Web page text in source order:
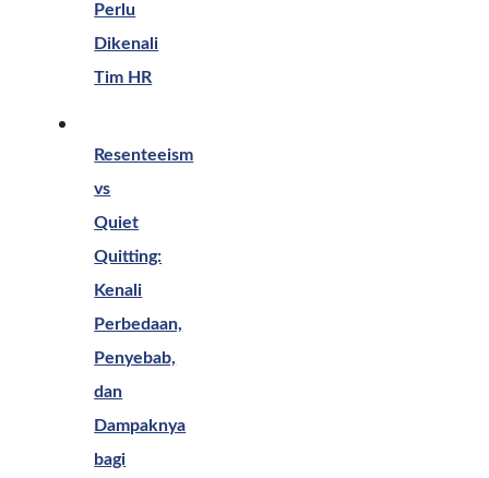
Perlu
Dikenali
Tim HR
Resenteeism
vs
Quiet
Quitting:
Kenali
Perbedaan,
Penyebab,
dan
Dampaknya
bagi